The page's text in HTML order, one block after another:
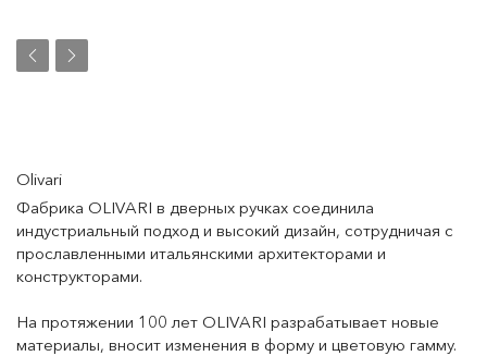
Olivari
Фабрика OLIVARI в дверных ручках соединила
индустриальный подход и высокий дизайн, сотрудничая с
прославленными итальянскими архитекторами и
конструкторами.
На протяжении 100 лет OLIVARI разрабатывает новые
материалы, вносит изменения в форму и цветовую гамму.